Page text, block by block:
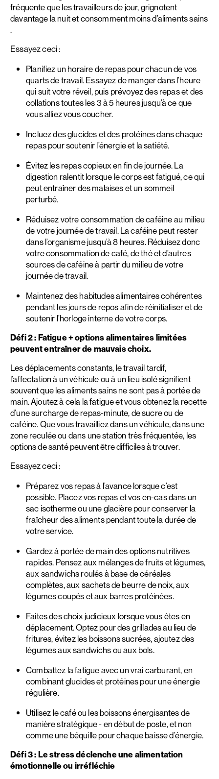
fréquente que les travailleurs de jour, grignotent
davantage la nuit et consomment moins d’aliments sains
.
Essayez ceci :
Planifiez un horaire de repas pour chacun de vos
quarts de travail. Essayez de manger dans l’heure
qui suit votre réveil, puis prévoyez des repas et des
collations toutes les 3 à 5 heures jusqu’à ce que
vous alliez vous coucher.
Incluez des glucides et des protéines dans chaque
repas pour soutenir l’énergie et la satiété.
Évitez les repas copieux en fin de journée. La
digestion ralentit lorsque le corps est fatigué, ce qui
peut entraîner des malaises et un sommeil
perturbé.
Réduisez votre consommation de caféine au milieu
de votre journée de travail. La caféine peut rester
dans l’organisme jusqu’à 8 heures. Réduisez donc
votre consommation de café, de thé et d’autres
sources de caféine à partir du milieu de votre
journée de travail.
Maintenez des habitudes alimentaires cohérentes
pendant les jours de repos afin de réinitialiser et de
soutenir l’horloge interne de votre corps.
Défi 2 : Fatigue + options alimentaires limitées
peuvent entraîner de mauvais choix.
Les déplacements constants, le travail tardif,
l’affectation à un véhicule ou à un lieu isolé signifient
souvent que les aliments sains ne sont pas à portée de
main. Ajoutez à cela la fatigue et vous obtenez la recette
d’une surcharge de repas-minute, de sucre ou de
caféine. Que vous travailliez dans un véhicule, dans une
zone reculée ou dans une station très fréquentée, les
options de santé peuvent être difficiles à trouver.
Essayez ceci :
Préparez vos repas à l’avance lorsque c’est
possible. Placez vos repas et vos en-cas dans un
sac isotherme ou une glacière pour conserver la
fraîcheur des aliments pendant toute la durée de
votre service.
Gardez à portée de main des options nutritives
rapides. Pensez aux mélanges de fruits et légumes,
aux sandwichs roulés à base de céréales
complètes, aux sachets de beurre de noix, aux
légumes coupés et aux barres protéinées.
Faites des choix judicieux lorsque vous êtes en
déplacement. Optez pour des grillades au lieu de
fritures, évitez les boissons sucrées, ajoutez des
légumes aux sandwichs ou aux bols.
Combattez la fatigue avec un vrai carburant, en
combinant glucides et protéines pour une énergie
régulière.
Utilisez le café ou les boissons énergisantes de
manière stratégique - en début de poste, et non
comme une béquille pour chaque baisse d’énergie.
Défi 3 : Le stress déclenche une alimentation
émotionnelle ou irréfléchie